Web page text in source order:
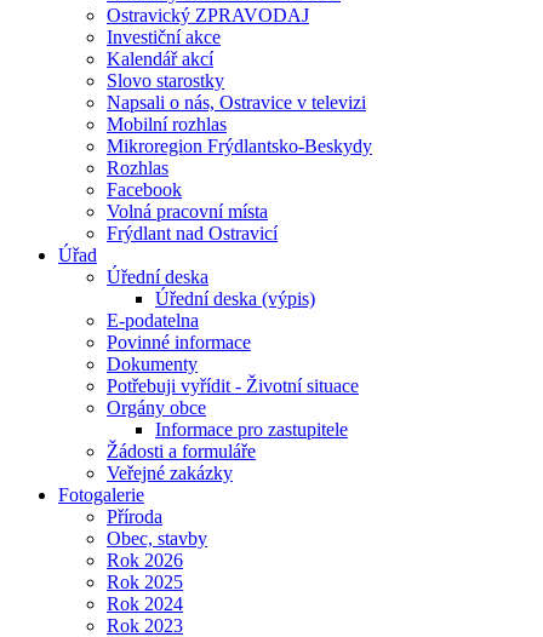
Ostravický ZPRAVODAJ
Investiční akce
Kalendář akcí
Slovo starostky
Napsali o nás, Ostravice v televizi
Mobilní rozhlas
Mikroregion Frýdlantsko-Beskydy
Rozhlas
Facebook
Volná pracovní místa
Frýdlant nad Ostravicí
Úřad
Úřední deska
Úřední deska (výpis)
E-podatelna
Povinné informace
Dokumenty
Potřebuji vyřídit - Životní situace
Orgány obce
Informace pro zastupitele
Žádosti a formuláře
Veřejné zakázky
Fotogalerie
Příroda
Obec, stavby
Rok 2026
Rok 2025
Rok 2024
Rok 2023